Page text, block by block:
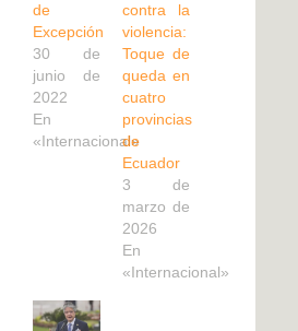
de
Excepción
30 de
junio de
2022
En
«Internacional»
contra la
violencia:
Toque de
queda en
cuatro
provincias
de
Ecuador
3 de
marzo de
2026
En
«Internacional»